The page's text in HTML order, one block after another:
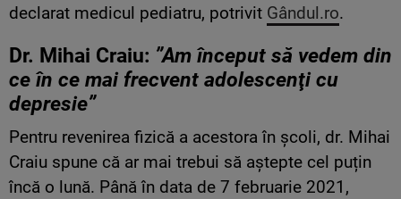
declarat medicul pediatru, potrivit Gândul.ro.
Dr. Mihai Craiu: ”Am început să vedem din
ce în ce mai frecvent adolescenţi cu
depresie”
Pentru revenirea fizică a acestora în școli, dr. Mihai
Craiu spune că ar mai trebui să aștepte cel puțin
încă o lună. Până în data de 7 februarie 2021,